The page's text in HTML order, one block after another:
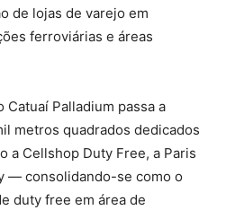
de lojas de varejo em
ferroviárias e áreas
Catuaí Palladium passa a
metros quadrados dedicados
a Cellshop Duty Free, a Paris
— consolidando-se como o
duty free em área de